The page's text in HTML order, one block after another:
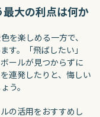
大の利点は何か
を楽しめる一方で、
す。「飛ばしたい」
ールが見つからずに
連発したりと、悔しい
う。
の活用をおすすめし